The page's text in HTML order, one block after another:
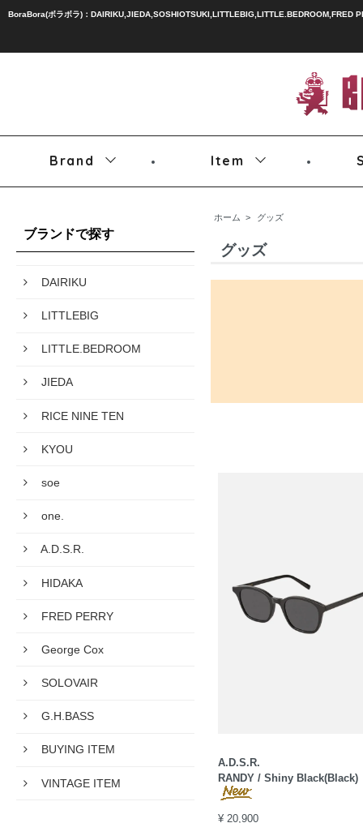
BoraBora(ボラボラ)：DAIRIKU,JIEDA,SOSHIOTSUKI,LITTLEBIG,LITTLE.BEDROOM,FRED
Brand Item
ブランドで探す
DAIRIKU
LITTLEBIG
LITTLE.BEDROOM
JIEDA
RICE NINE TEN
KYOU
soe
one.
A.D.S.R.
HIDAKA
FRED PERRY
George Cox
SOLOVAIR
G.H.BASS
BUYING ITEM
VINTAGE ITEM
ホーム > グッズ
グッズ
A.D.S.R.
RANDY / Shiny Black(Black)
¥ 20,900